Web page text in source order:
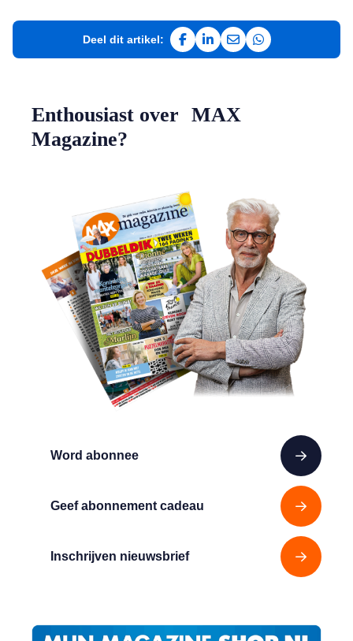
Deel dit artikel:
Deel op Facebook
Deel op LinkedIn
Deel via e-mail
Deel via
Word abonnee
Geef abonnement cadeau
Inschrijven nieuwsbrief
Enthousiast over MAX
Magazine?